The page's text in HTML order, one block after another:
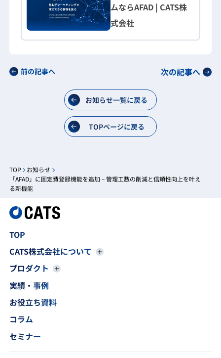
ムならAFAD | CATS株
式会社
前の記事へ 次の記事へ
お知らせ一覧に戻る
TOPページに戻る
TOP
お知らせ
「AFAD」に固定費登録機能を追加 – 管理工数の削減と信頼性向上を叶え
る新機能
TOP
CATS株式会社について
プロダクト
実績・事例
お役立ち資料
コラム
セミナー